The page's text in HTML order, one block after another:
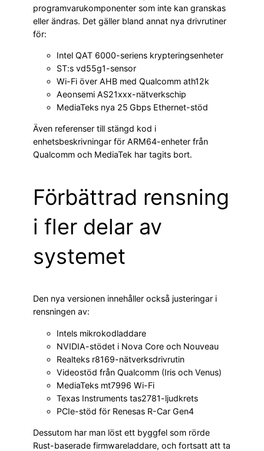
programvarukomponenter som inte kan granskas
eller ändras. Det gäller bland annat nya drivrutiner
för:
Intel QAT 6000-seriens krypteringsenheter
ST:s vd55g1-sensor
Wi-Fi över AHB med Qualcomm ath12k
Aeonsemi AS21xxx-nätverkschip
MediaTeks nya 25 Gbps Ethernet-stöd
Även referenser till stängd kod i
enhetsbeskrivningar för ARM64-enheter från
Qualcomm och MediaTek har tagits bort.
Förbättrad rensning
i fler delar av
systemet
Den nya versionen innehåller också justeringar i
rensningen av:
Intels mikrokodladdare
NVIDIA-stödet i Nova Core och Nouveau
Realteks r8169-nätverksdrivrutin
Videostöd från Qualcomm (Iris och Venus)
MediaTeks mt7996 Wi-Fi
Texas Instruments tas2781-ljudkrets
PCIe-stöd för Renesas R-Car Gen4
Dessutom har man löst ett byggfel som rörde
Rust-baserade firmwareladdare, och fortsatt att ta